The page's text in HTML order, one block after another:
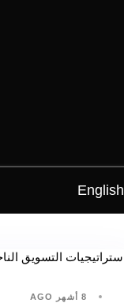
English
8 أشهر AGO